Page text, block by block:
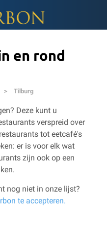
en rond
> Tilburg
Deze kunt u
verspreid over
tot eetcafé's
er is voor elk wat
zijn ook op een
nog niet in onze lijst?
te accepteren.